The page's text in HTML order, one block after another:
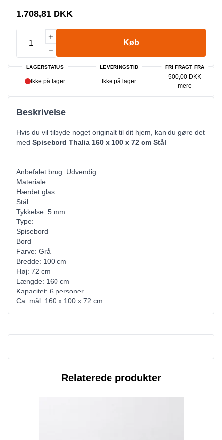
1.708,81 DKK
Køb
LAGERSTATUS
Ikke på lager
LEVERINGSTID
Ikke på lager
FRI FRAGT FRA
500,00 DKK
mere
Beskrivelse
Hvis du vil tilbyde noget originalt til dit hjem, kan du gøre det
med Spisebord Thalia 160 x 100 x 72 cm Stål
Anbefalet brug: Udvendig
Materiale:
Hærdet glas
Stål
Tykkelse: 5 mm
Type:
Spisebord
Bord
Farve: Grå
Bredde: 100 cm
Høj: 72 cm
Længde: 160 cm
Kapacitet: 6 personer
Ca. mål: 160 x 100 x 72 cm
Relaterede produkter